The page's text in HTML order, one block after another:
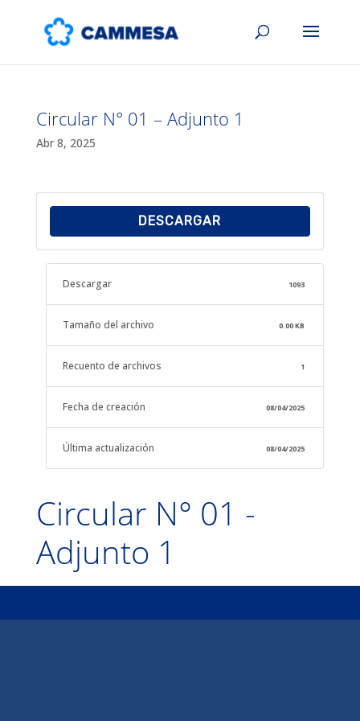
Circular N° 01 – Adjunto 1
Abr 8, 2025
DESCARGAR
Descargar 1093
Tamaño del archivo 0.00 KB
Recuento de archivos 1
Fecha de creación 08/04/2025
Última actualización 08/04/2025
Circular N° 01 -
Adjunto 1